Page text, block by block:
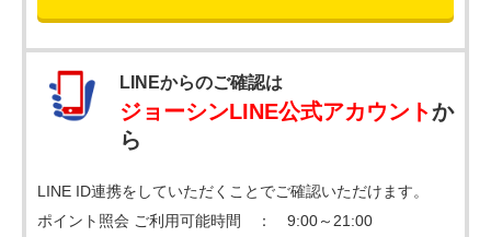
LINEからのご確認は
ジョーシンLINE公式アカウントか
ら
LINE ID連携をしていただくことでご確認いただけます。
ポイント照会 ご利用可能時間 ： 9:00～21:00